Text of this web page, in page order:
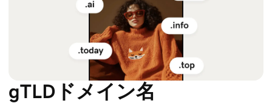
gTLDドメイン名